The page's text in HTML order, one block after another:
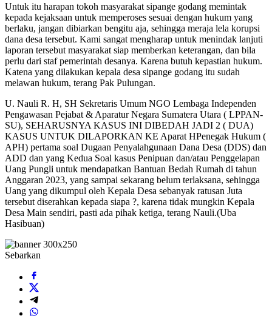
Untuk itu harapan tokoh masyarakat sipange godang memintak
kepada kejaksaan untuk memperoses sesuai dengan hukum yang
berlaku, jangan dibiarkan bengitu aja, sehingga meraja lela korupsi
dana desa tersebut. Kami sangat mengharap untuk menindak lanjuti
laporan tersebut masyarakat siap memberkan keterangan, dan bila
perlu dari staf pemerintah desanya. Karena butuh kepastian hukum.
Katena yang dilakukan kepala desa sipange godang itu sudah
melawan hukum, terang Pak Pulungan.
U. Nauli R. H, SH Sekretaris Umum NGO Lembaga Independen
Pengawasan Pejabat & Aparatur Negara Sumatera Utara ( LPPAN-
SU), SEHARUSNYA KASUS INI DIBEDAH JADI 2 ( DUA)
KASUS UNTUK DILAPORKAN KE Aparat HPenegak Hukum (
APH) pertama soal Dugaan Penyalahgunaan Dana Desa (DDS) dan
ADD dan yang Kedua Soal kasus Penipuan dan/atau Penggelapan
Uang Pungli untuk mendapatkan Bantuan Bedah Rumah di tahun
Anggaran 2023, yang sampai sekarang belum terlaksana, sehingga
Uang yang dikumpul oleh Kepala Desa sebanyak ratusan Juta
tersebut diserahkan kepada siapa ?, karena tidak mungkin Kepala
Desa Main sendiri, pasti ada pihak ketiga, terang Nauli.(Uba
Hasibuan)
Sebarkan